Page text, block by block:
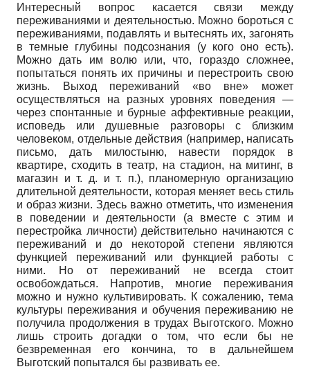
Интересный вопрос касается связи между
переживаниями и деятельностью. Можно бороться с
переживаниями, подавлять и вытеснять их, загонять
в темные глубины подсознания (у кого оно есть).
Можно дать им волю или, что, гораздо сложнее,
попытаться понять их причины и перестроить свою
жизнь. Выход переживаний «во вне» может
осуществляться на разных уровнях поведения —
через спонтанные и бурные аффективные реакции,
исповедь или душевные разговоры с близким
человеком, отдельные действия (например, написать
письмо, дать милостыню, навести порядок в
квартире, сходить в театр, на стадион, на митинг, в
магазин и т. д. и т. п.), планомерную организацию
длительной деятельности, которая меняет весь стиль
и образ жизни. Здесь важно отметить, что изменения
в поведении и деятельности (а вместе с этим и
перестройка личности) действительно начинаются с
переживаний и до некоторой степени являются
функцией переживаний или функцией работы с
ними. Но от переживаний не всегда стоит
освобождаться. Напротив, многие переживания
можно и нужно культивировать. К сожалению, тема
культуры переживания и обучения переживанию не
получила продолжения в трудах Выготского. Можно
лишь строить догадки о том, что если бы не
безвременная его кончина, то в дальнейшем
Выготский попытался бы развивать ее.